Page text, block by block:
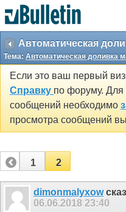
Автоматическая
Тема: Автоматическая доливка
Если это ваш первый
Справку по форуму.
сообщений необходимо
просмотра сообщений
1 2
dimonmalyxow
06.06.2018 23:40